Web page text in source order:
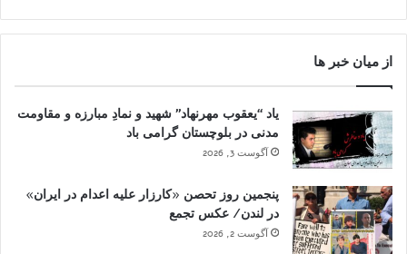
از میان خبر ها
یاد “یعقوب مهرنهاد” شهید و نمادِ مبارزه و مقاومت
مدنی در بلوچستان گرامی باد
آگوست 3, 2026
پنجمین روز تحصن «کارزار علیه اعدام در ایران»
در لندن/ عکس تجمع
آگوست 2, 2026